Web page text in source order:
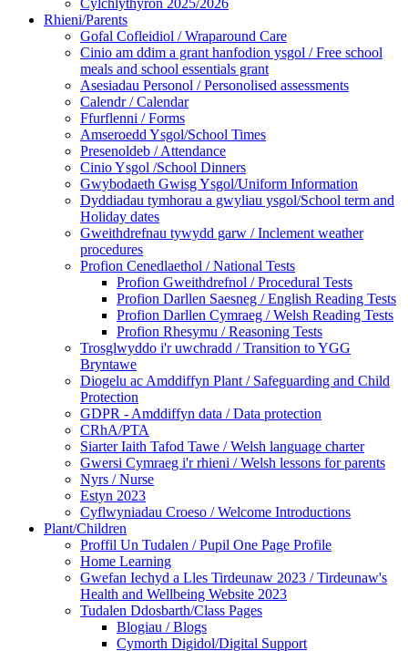
Rhieni/Parents
Gofal Cofleidiol / Wraparound Care
Cinio am ddim a grant hanfodion ysgol / Free school
meals and school essentials grant
Asesiadau Personol / Personolised assessments
Calendr / Calendar
Ffurflenni / Forms
Amseroedd Ysgol/School Times
Presenoldeb / Attendance
Cinio Ysgol /School Dinners
Gwybodaeth Gwisg Ysgol/Uniform Information
Dyddiadau tymhorau a gwyliau ysgol/School term and
Holiday dates
Gweithdrefnau tywydd garw / Inclement weather
procedures
Profion Cenedlaethol / National Tests
Profion Gweithdrefnol / Procedural Tests
Profion Darllen Saesneg / English Reading Tests
Profion Darllen Cymraeg / Welsh Reading Tests
Profion Rhesymu / Reasoning Tests
Trosglwyddo i'r uwchradd / Transition to YGG
Bryntawe
Diogelu ac Amddiffyn Plant / Safeguarding and Child
Protection
GDPR - Amddiffyn data / Data protection
CRhA/PTA
Siarter Iaith Tafod Tawe / Welsh language charter
Gwersi Cymraeg i'r rhieni / Welsh lessons for parents
Nyrs / Nurse
Estyn 2023
Cyflwyniadau Croeso / Welcome Introductions
Plant/Children
Proffil Un Tudalen / Pupil One Page Profile
Home Learning
Gwefan Iechyd a Lles Tirdeunaw 2023 / Tirdeunaw's
Health and Wellbeing Website 2023
Tudalen Ddosbarth/Class Pages
Blogiau / Blogs
Cymorth Digidol/Digital Support